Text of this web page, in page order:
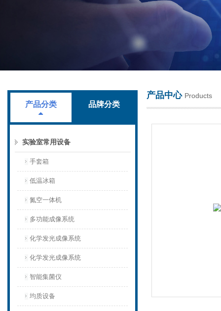
产品分类 品牌分类
实验室常用设备
手套箱
低温冰箱
氮空一体机
多功能成像系统
化学发光成像系统
化学发光成像系统
智能集菌仪
均质设备‌
产品中心 Products